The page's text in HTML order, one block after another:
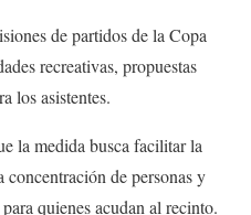
de partidos de la Copa
recreativas, propuestas
los asistentes.
la medida busca facilitar la
de personas y
quienes acudan al recinto.